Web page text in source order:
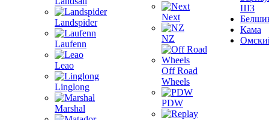
Landspider
Laufenn
Leao
Linglong
Marshal
Next
NZ
Off Road
Wheels
PDW
ШЗ
Кама